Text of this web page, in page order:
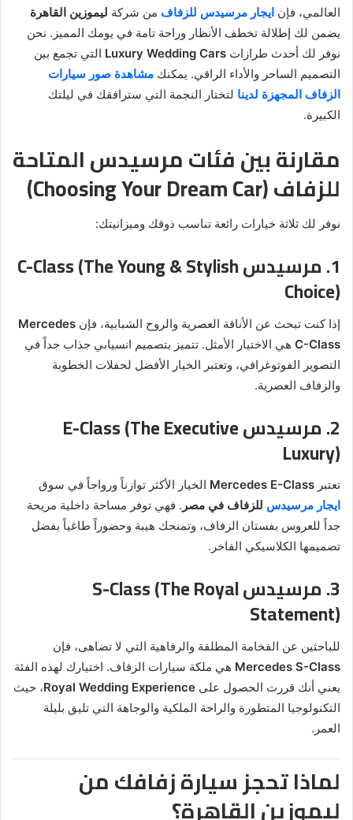
العالمي، فإن ايجار مرسيدس للزفاف من شركة ليموزين القاهرة
يضمن لك إطلالة تخطف الأنظار وراحة تامة في يومك المميز. نحن
نوفر لك أحدث طرازات Luxury Wedding Cars التي تجمع بين
التصميم الساحر والأداء الراقي. يمكنك مشاهدة صور سيارات
الزفاف المجهزة لدينا لتختار النجمة التي سترافقك في ليلتك
الكبيرة.
مقارنة بين فئات مرسيدس المتاحة
للزفاف (Choosing Your Dream Car)
نوفر لك ثلاثة خيارات رائعة تناسب ذوقك وميزانيتك:
1. مرسيدس C-Class (The Young & Stylish
Choice)
إذا كنت تبحث عن الأناقة العصرية والروح الشبابية، فإن Mercedes
C-Class هي الاختيار الأمثل. تتميز بتصميم انسيابي جذاب جداً في
التصوير الفوتوغرافي، وتعتبر الخيار الأفضل لحفلات الخطوبة
والزفاف العصرية.
2. مرسيدس E-Class (The Executive
Luxury)
تعتبر Mercedes E-Class الخيار الأكثر توازناً ورواجاً في سوق
ايجار مرسيدس للزفاف في مصر . فهي توفر مساحة داخلية مريحة
جداً للعروس بفستان الزفاف، وتمنحك هيبة وحضوراً طاغياً بفضل
تصميمها الكلاسيكي الفاخر.
3. مرسيدس S-Class (The Royal
Statement)
للباحثين عن الفخامة المطلقة والرفاهية التي لا تضاهى، فإن
Mercedes S-Class هي ملكة سيارات الزفاف. اختيارك لهذه الفئة
يعني أنك قررت الحصول على Royal Wedding Experience، حيث
التكنولوجيا المتطورة والراحة الملكية والوجاهة التي تليق بليلة
العمر.
لماذا تحجز سيارة زفافك من
ليموزين القاهرة؟